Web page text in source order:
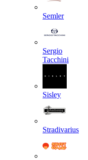
Semler
Sergio
Tacchini
Sisley
Stradivarius